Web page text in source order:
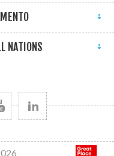
NATIONS